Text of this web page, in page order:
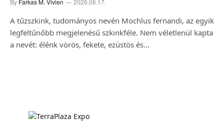
By Farkas M. Vivien 2026.06.17.
A tűzszkink, tudományos nevén Mochlus fernandi, az egyik
legfeltűnőbb megjelenésű szkinkféle. Nem véletlenül kapta
a nevét: élénk vörös, fekete, ezüstös és…